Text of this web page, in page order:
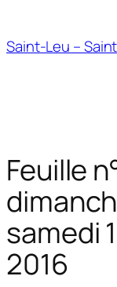
contenu
Saint-Leu –
Feuille
samedi
2016